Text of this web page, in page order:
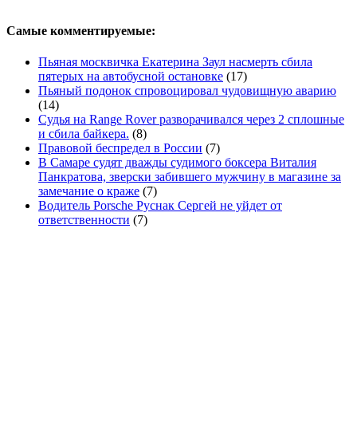
Самые комментируемые:
Пьяная москвичка Екатерина Заул насмерть сбила
пятерых на автобусной остановке (17)
Пьяный подонок спровоцировал чудовищную аварию
(14)
Судья на Range Rover разворачивался через 2 сплошные
и сбила байкера. (8)
Правовой беспредел в России (7)
В Самаре судят дважды судимого боксера Виталия
Панкратова, зверски забившего мужчину в магазине за
замечание о краже (7)
Водитель Porsche Руснак Сергей не уйдет от
ответственности (7)